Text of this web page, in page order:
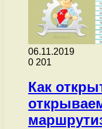
06.11.2019
0 201
Как